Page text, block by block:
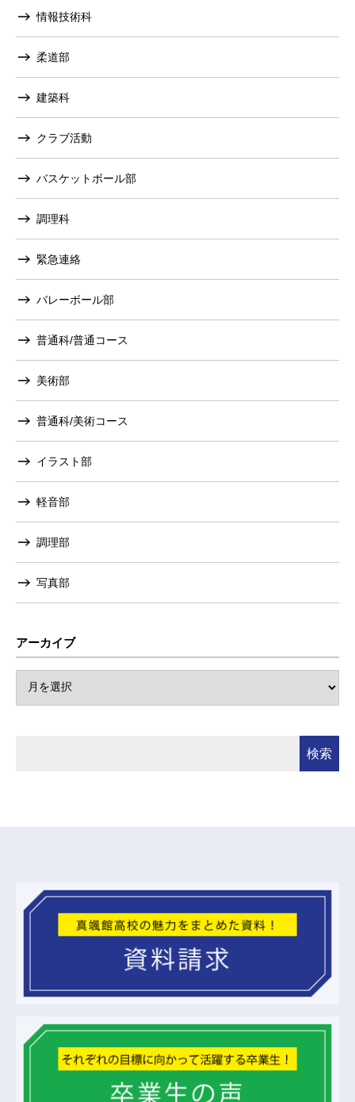
情報技術科
柔道部
建築科
クラブ活動
バスケットボール部
調理科
緊急連絡
バレーボール部
普通科/普通コース
美術部
普通科/美術コース
イラスト部
軽音部
調理部
写真部
アーカイブ